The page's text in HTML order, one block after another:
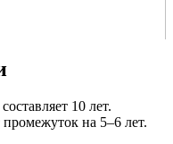
10 лет.
на 5–6 лет.